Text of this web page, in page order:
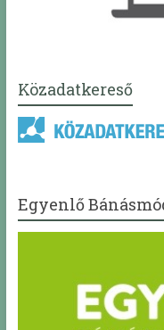
Közadatkereső
Egyenlő